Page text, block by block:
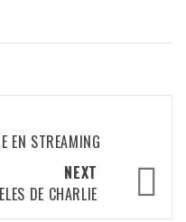
EN STREAMING
NEXT
DE CHARLIE